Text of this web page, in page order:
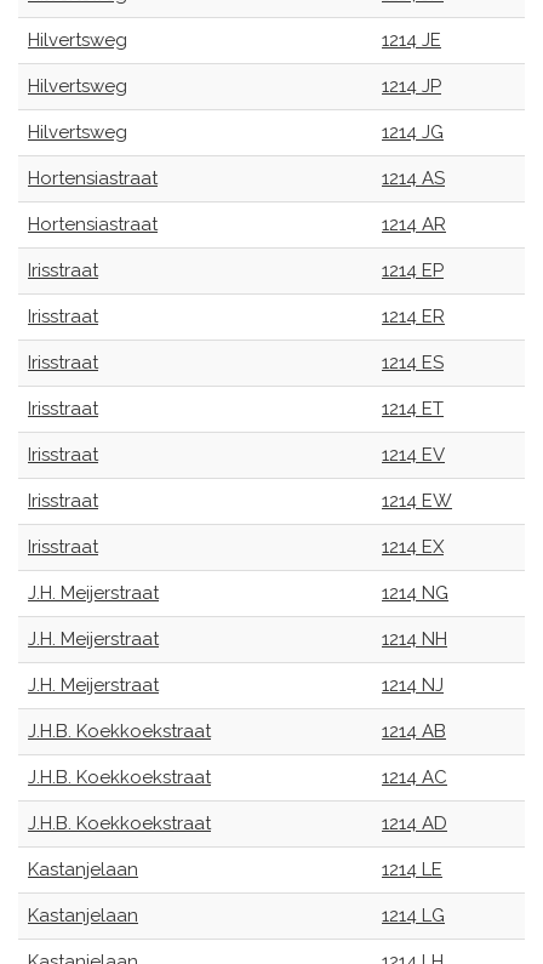
Hilvertsweg 1214 JE
Hilvertsweg 1214 JP
Hilvertsweg 1214 JG
Hortensiastraat 1214 AS
Hortensiastraat 1214 AR
Irisstraat 1214 EP
Irisstraat 1214 ER
Irisstraat 1214 ES
Irisstraat 1214 ET
Irisstraat 1214 EV
Irisstraat 1214 EW
Irisstraat 1214 EX
J.H. Meijerstraat 1214 NG
J.H. Meijerstraat 1214 NH
J.H. Meijerstraat 1214 NJ
J.H.B. Koekkoekstraat 1214 AB
J.H.B. Koekkoekstraat 1214 AC
J.H.B. Koekkoekstraat 1214 AD
Kastanjelaan 1214 LE
Kastanjelaan 1214 LG